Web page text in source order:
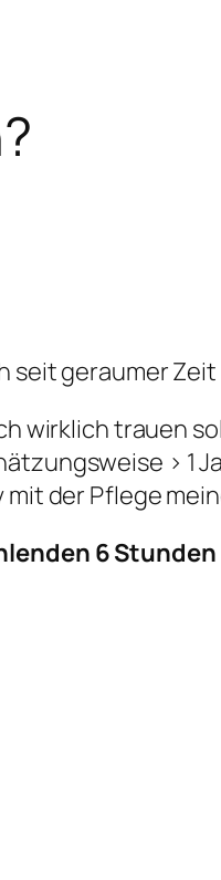
seit geraumer Zeit
wirklich trauen
> 1
der Pflege
6 Stunden